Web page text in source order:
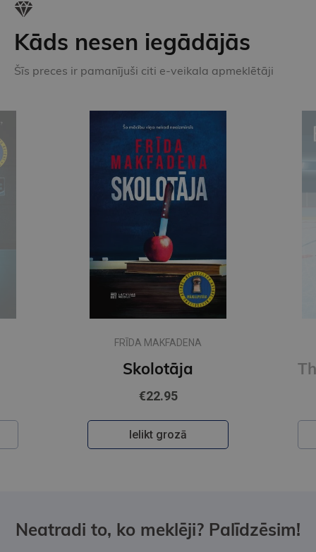
Kāds nesen iegādājās
Šīs preces ir pamanījuši citi e-veikala apmeklētāji
FRĪDA MAKFADENA
Skolotāja
€22.95
Ielikt grozā
Neatradi to, ko meklēji? Palīdzēsim!